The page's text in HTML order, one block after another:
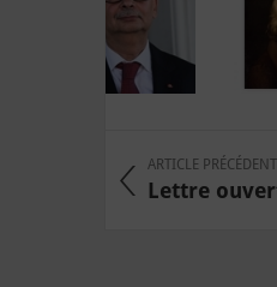
ARTICLE PRÉCÉDENT
Lettre